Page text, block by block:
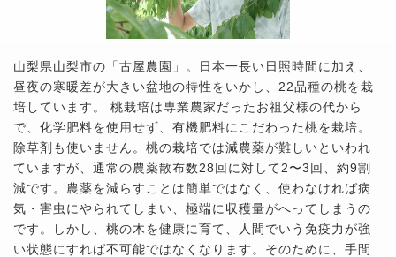
山梨県山梨市の「古屋農園」。日本一長い日照時間に加え、
昼夜の寒暖差が大きい盆地の特性をいかし、22品種の桃を栽
培しています。 桃栽培は専業農家だったお祖父様の代から
で、化学肥料を使用せず、有機肥料にこだわった桃を栽培。
除草剤も使いません。桃の栽培では減農薬が難しいといわれ
ていますが、通常の農薬散布数28回に対して2〜3回、約9割
減です。農薬を減らすことは簡単ではなく、使わなければ病
気・害虫にやられてしまい、極端に収穫量がへってしまうの
です。しかし、桃の木を健康に育て、人間でいう免疫力が強
い状態にすれば不可能ではなくなります。そのために、手間